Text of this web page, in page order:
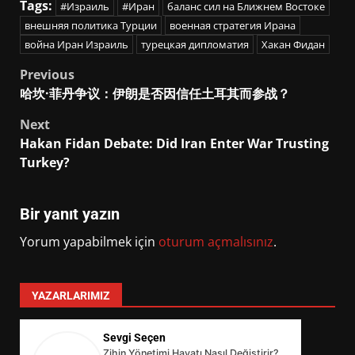
Tags: #Израиль #Иран
баланс сил на Ближнем Востоке
внешняя политика Турции
военная стратегия Ирана
война Иран Израиль
турецкая дипломатия Хакан Фидан
Post
navigation
Previous
哈坎·菲丹争议：伊朗是否因信任土耳其而参战？
Next
Hakan Fidan Debate: Did Iran Enter War Trusting
Turkey?
Bir yanıt yazın
Yorum yapabilmek için oturum açmalısınız.
YAZARLARIMIZ
Sevgi Seçen